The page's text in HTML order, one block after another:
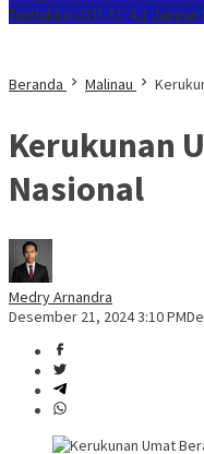
Tundukkan OTL FC 4-1 Jangan
Beranda Malinau
Kerukunan
Nasional
Medry Arnandra
Desember 21, 2024 3:10 PM